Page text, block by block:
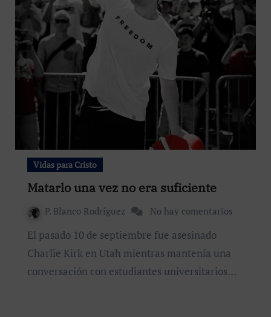
Vidas para Cristo
Matarlo una vez no era suficiente
P. Blanco Rodríguez No hay comentarios
El pasado 10 de septiembre fue asesinado
Charlie Kirk en Utah mientras mantenía una
conversación con estudiantes universitarios…